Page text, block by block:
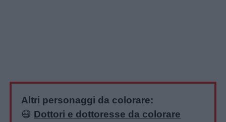
Altri personaggi da colorare:
😷 Dottori e dottoresse da colorare